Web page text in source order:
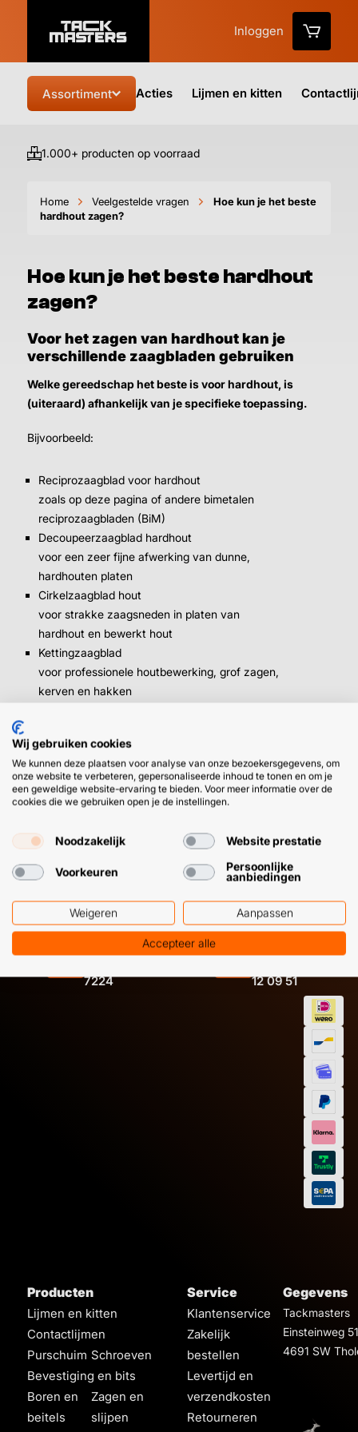
Inloggen
Assortiment Acties Lijmen en kitten
1.000+ producten op voorraad
Home Veelgestelde vragen
Hoe kun je het beste
hardhout zagen?
Hoe kun je het beste hardhout
zagen?
Voor het zagen van hardhout kan je
verschillende zaagbladen gebruiken
Welke gereedschap het beste is voor hardhout, is
(uiteraard) afhankelijk van je specifieke toepassing.
Bijvoorbeeld:
Reciprozaagblad voor hardhout
zoals op deze pagina of andere bimetalen
reciprozaagbladen (BiM)
Decoupeerzaagblad hardhout
voor een zeer fijne afwerking van dunne,
hardhouten platen
Cirkelzaagblad hout
voor strakke zaagsneden in platen van
hardhout en bewerkt hout
Kettingzaagblad
voor professionele houtbewerking, grof zagen,
kerven en hakken
zaagblad voor je klus. En als wij die zelf niet hebben, hoor
je dat ook.
HULP OF ADVIES NODIG?
Klantenservice
7224
WhatsApp
12 09 51
BETAAL
Producten
Lijmen en kitten
Contactlijmen
Purschuim Schroeven
Bevestiging en bits
Boren en
beitels
Zagen en
slijpen
Service
Klantenservice
Zakelijk
bestellen
Levertijd en
verzendkosten
Retourneren
Gegevens
Tackmasters
Einsteinweg 51
4691 SW
Wij gebruiken cookies
We kunnen deze plaatsen voor analyse van onze bezoekersgegevens, om
onze website te verbeteren, gepersonaliseerde inhoud te tonen en om je
een geweldige website-ervaring te bieden. Voor meer informatie over de
cookies die we gebruiken open je de instellingen.
Noodzakelijk Website prestatie
Voorkeuren
Persoonlijke
aanbiedingen
Weigeren Aanpassen
Accepteer alle